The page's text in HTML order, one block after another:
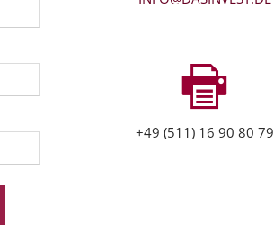
+49 (511) 16 90 80 79